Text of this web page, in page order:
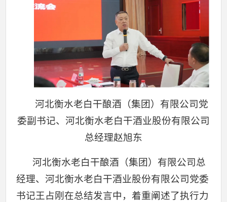
河北衡水老白干酿酒（集团）有限公司党
委副书记、河北衡水老白干酒业股份有限公司
总经理赵旭东
河北衡水老白干酿酒（集团）有限公司总
经理、河北衡水老白干酒业股份有限公司党委
书记王占刚在总结发言中，着重阐述了执行力